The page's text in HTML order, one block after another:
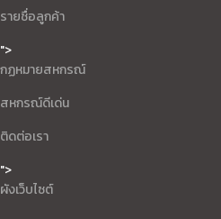
รายชื่อลูกค้า
">
กฏหมายสหกรณ์
สหกรณ์ดีเด่น
ติดต่อเรา
">
ผังเว็บไซต์